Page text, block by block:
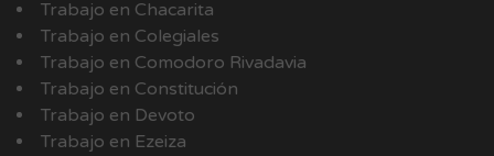
Trabajo en Chacarita
Trabajo en Colegiales
Trabajo en Comodoro Rivadavia
Trabajo en Constitución
Trabajo en Devoto
Trabajo en Ezeiza